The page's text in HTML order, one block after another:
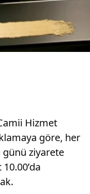
Hizmet
göre, her
günü ziyarete